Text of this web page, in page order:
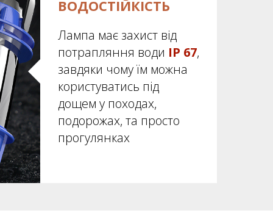
ВОДОСТІЙКІСТЬ
Лампа має захист від
потрапляння води IP 67,
завдяки чому їм можна
користуватись під
дощем у походах,
подорожах, та просто
прогулянках